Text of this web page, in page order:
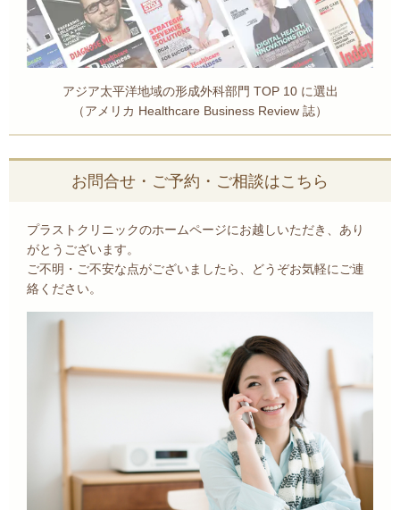
アジア太平洋地域の形成外科部門 TOP 10 に選出
（アメリカ Healthcare Business Review 誌）
お問合せ・ご予約・ご相談はこちら
プラストクリニックのホームページにお越しいただき、あり
がとうございます。
ご不明・ご不安な点がございましたら、どうぞお気軽にご連
絡ください。